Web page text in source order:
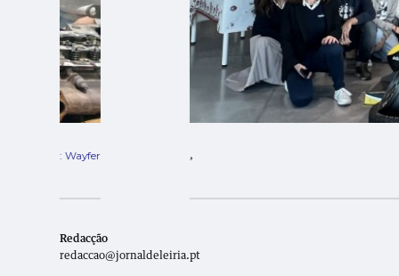
,
Redacção
redaccao@jornaldeleiria.pt